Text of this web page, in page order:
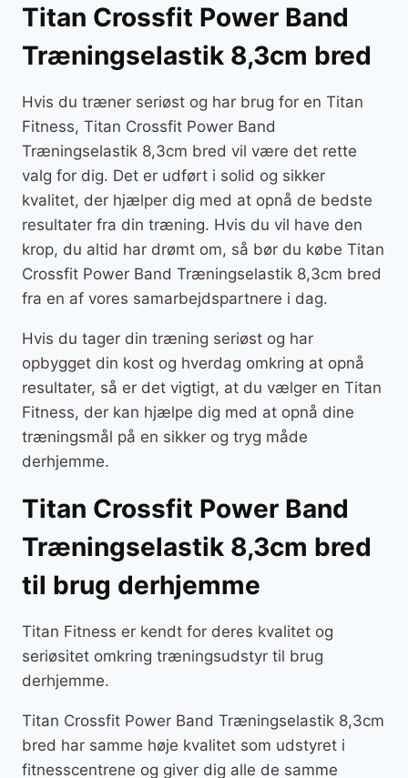
Titan Crossfit Power Band
Træningselastik 8,3cm bred
Hvis du træner seriøst og har brug for en Titan
Fitness, Titan Crossfit Power Band
Træningselastik 8,3cm bred vil være det rette
valg for dig. Det er udført i solid og sikker
kvalitet, der hjælper dig med at opnå de bedste
resultater fra din træning. Hvis du vil have den
krop, du altid har drømt om, så bør du købe Titan
Crossfit Power Band Træningselastik 8,3cm bred
fra en af vores samarbejdspartnere i dag.
Hvis du tager din træning seriøst og har
opbygget din kost og hverdag omkring at opnå
resultater, så er det vigtigt, at du vælger en Titan
Fitness, der kan hjælpe dig med at opnå dine
træningsmål på en sikker og tryg måde
derhjemme.
Titan Crossfit Power Band
Træningselastik 8,3cm bred
til brug derhjemme
Titan Fitness er kendt for deres kvalitet og
seriøsitet omkring træningsudstyr til brug
derhjemme.
Titan Crossfit Power Band Træningselastik 8,3cm
bred har samme høje kvalitet som udstyret i
fitnesscentrene og giver dig alle de samme